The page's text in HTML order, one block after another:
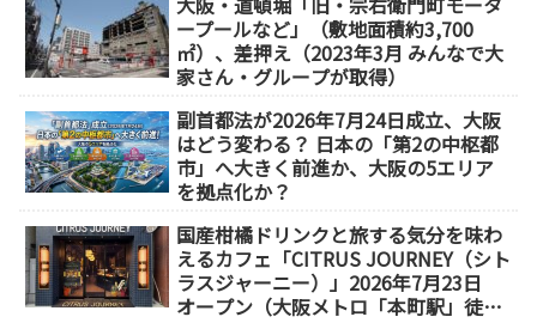
ープールなど」（敷地面積約3,700
㎡）、差押え（2023年3月 みんなで大
家さん・グループが取得）
副首都法が2026年7月24日成立、大阪
はどう変わる？ 日本の「第2の中枢都
市」へ大きく前進か、大阪の5エリア
を拠点化か？
国産柑橘ドリンクと旅する気分を味わ
えるカフェ「CITRUS JOURNEY（シト
ラスジャーニー）」2026年7月23日
オープン（大阪メトロ「本町駅」徒歩